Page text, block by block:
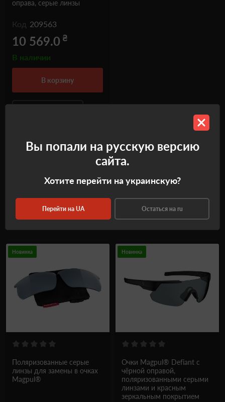
оправа, серые линзы
Код 209563
10 569.0 ₴
В наличии
в корзину
1 2 3
Новинки в категорииОчки
Новинка
Поляризованные серые
линзы для замены в очках
Magpul®
Новинка
Очки Magpul® Defiant с
чёрной оправой,
поляризованными серыми
линзами и красным
зеркальным покрытием
Вы попали на русскую версию
сайта.
Хотите перейти на украинскую?
Перейти на UA Остаться на ru